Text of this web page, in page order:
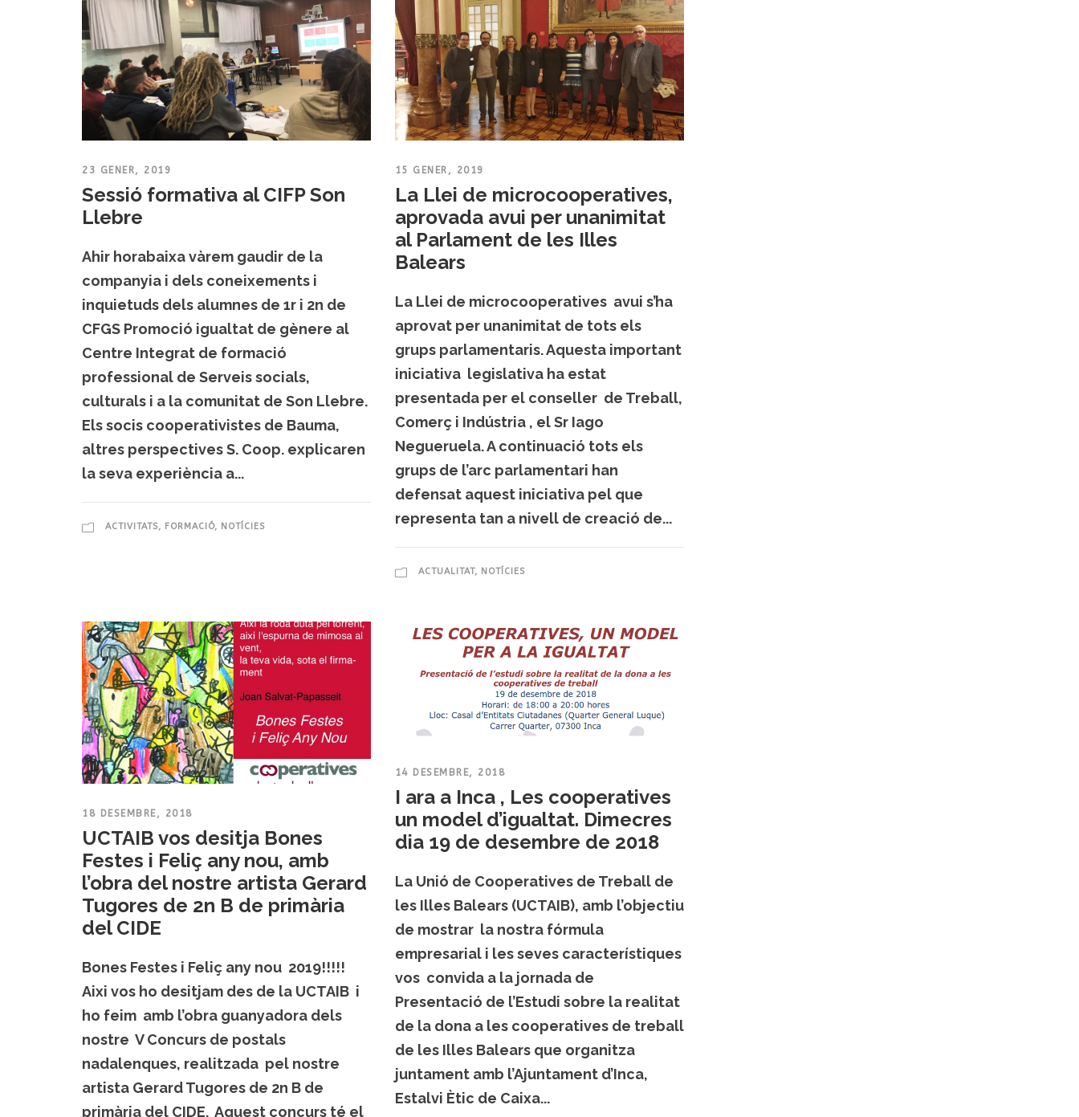
23 GENER, 2019
Sessió formativa al CIFP Son
Llebre
Ahir horabaixa vàrem gaudir de la
companyia i dels coneixements i
inquietuds dels alumnes de 1r i 2n de
CFGS Promoció igualtat de gènere al
Centre Integrat de formació
professional de Serveis socials,
culturals i a la comunitat de Son Llebre.
Els socis cooperativistes de Bauma,
altres perspectives S. Coop. explicaren
la seva experiència a...
ACTIVITATS, FORMACIÓ, NOTÍCIES
15 GENER, 2019
La Llei de microcooperatives,
aprovada avui per unanimitat
al Parlament de les Illes
Balears
La Llei de microcooperatives avui s’ha
aprovat per unanimitat de tots els
grups parlamentaris. Aquesta important
iniciativa legislativa ha estat
presentada per el conseller de Treball,
Comerç i Indústria , el Sr Iago
Negueruela. A continuació tots els
grups de l’arc parlamentari han
defensat aquest iniciativa pel que
representa tan a nivell de creació de...
ACTUALITAT, NOTÍCIES
18 DESEMBRE, 2018
UCTAIB vos desitja Bones
Festes i Feliç any nou, amb
l’obra del nostre artista Gerard
Tugores de 2n B de primària
del CIDE
Bones Festes i Feliç any nou 2019!!!!!
Aixi vos ho desitjam des de la UCTAIB i
ho feim amb l’obra guanyadora dels
nostre V Concurs de postals
nadalenques, realitzada pel nostre
artista Gerard Tugores de 2n B de
primària del CIDE. Aquest concurs té el
14 DESEMBRE, 2018
I ara a Inca , Les cooperatives
un model d’igualtat. Dimecres
dia 19 de desembre de 2018
La Unió de Cooperatives de Treball de
les Illes Balears (UCTAIB), amb l’objectiu
de mostrar la nostra fórmula
empresarial i les seves característiques
vos convida a la jornada de
Presentació de l’Estudi sobre la realitat
de la dona a les cooperatives de treball
de les Illes Balears que organitza
juntament amb l’Ajuntament d’Inca,
Estalvi Ètic de Caixa...